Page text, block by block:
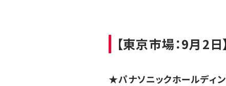
【東京市場：9月2日】
★パナソニックホールディ